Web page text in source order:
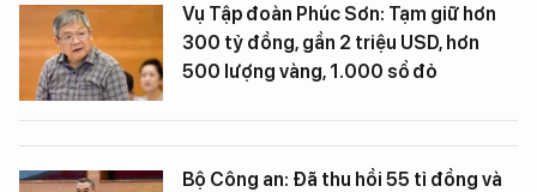
Vụ Tập đoàn Phúc Sơn: Tạm giữ hơn
300 tỷ đồng, gần 2 triệu USD, hơn
500 lượng vàng, 1.000 sổ đỏ
Bộ Công an: Đã thu hồi 55 tỉ đồng và